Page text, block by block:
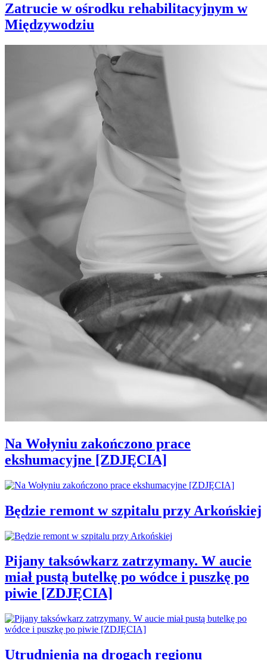
Zatrucie w ośrodku rehabilitacyjnym w
Międzywodziu
Na Wołyniu zakończono prace
ekshumacyjne [ZDJĘCIA]
Będzie remont w szpitalu przy Arkońskiej
Pijany taksówkarz zatrzymany. W aucie
miał pustą butelkę po wódce i puszkę po
piwie [ZDJĘCIA]
Utrudnienia na drogach regionu